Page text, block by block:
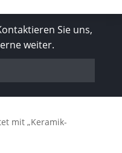
Sie uns,
weiter.
mit „Keramik-